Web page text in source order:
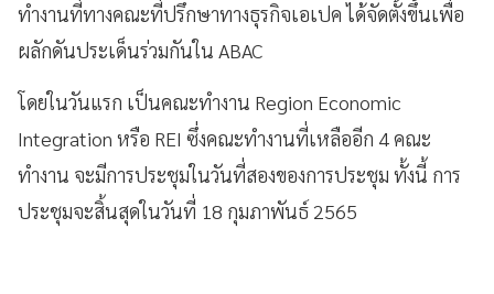
ทำงานที่ทางคณะที่ปรึกษาทางธุรกิจเอเปค ได้จัดตั้งขึ้นเพื่อ
ผลักดันประเด็นร่วมกันใน ABAC
โดยในวันแรก เป็นคณะทำงาน Region Economic
Integration หรือ REI ซึ่งคณะทำงานที่เหลืออีก 4 คณะ
ทำงาน จะมีการประชุมในวันที่สองของการประชุม ทั้งนี้ การ
ประชุมจะสิ้นสุดในวันที่ 18 กุมภาพันธ์ 2565